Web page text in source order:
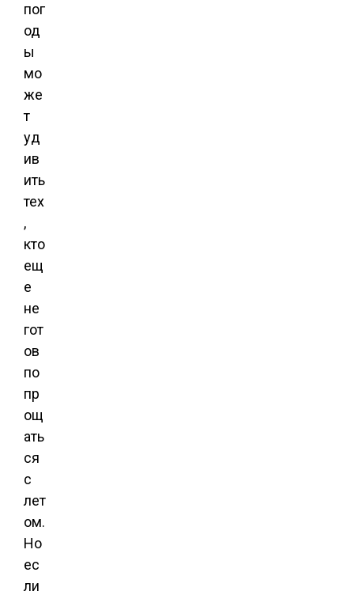
пог
од
ы
мо
же
т
уд
ив
ить
тех
,
кто
ещ
е
не
гот
ов
по
пр
ощ
ать
ся
с
лет
ом.
Но
ес
ли